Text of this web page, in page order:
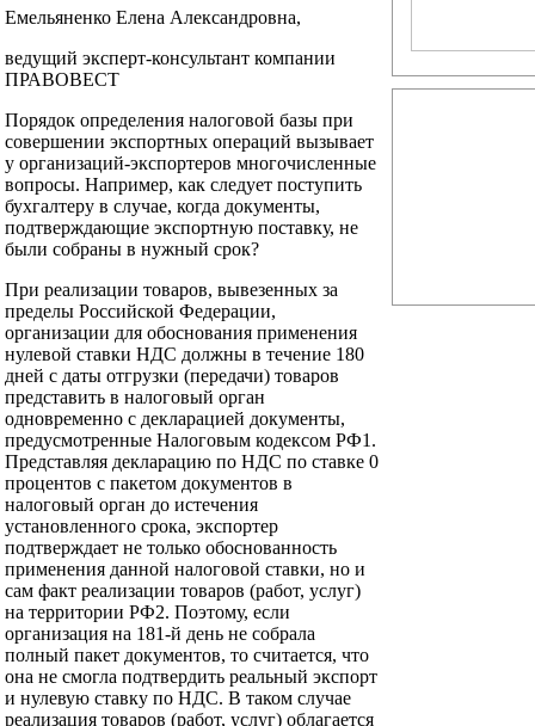
Емельяненко Елена Александровна,
ведущий эксперт-консультант компании
ПРАВОВЕСТ
Порядок определения налоговой базы при
совершении экспортных операций вызывает
у организаций-экспортеров многочисленные
вопросы. Например, как следует поступить
бухгалтеру в случае, когда документы,
подтверждающие экспортную поставку, не
были собраны в нужный срок?
При реализации товаров, вывезенных за
пределы Российской Федерации,
организации для обоснования применения
нулевой ставки НДС должны в течение 180
дней с даты отгрузки (передачи) товаров
представить в налоговый орган
одновременно с декларацией документы,
предусмотренные Налоговым кодексом РФ1.
Представляя декларацию по НДС по ставке 0
процентов с пакетом документов в
налоговый орган до истечения
установленного срока, экспортер
подтверждает не только обоснованность
применения данной налоговой ставки, но и
сам факт реализации товаров (работ, услуг)
на территории РФ2. Поэтому, если
организация на 181-й день не собрала
полный пакет документов, то считается, что
она не смогла подтвердить реальный экспорт
и нулевую ставку по НДС. В таком случае
реализация товаров (работ, услуг) облагается